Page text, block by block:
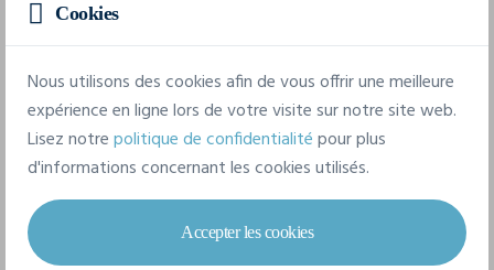
Référence
K281
Grammage
220 g/m²
Composition
100% Coton
Cookies
Nous utilisons des cookies afin de vous offrir une meilleure
expérience en ligne lors de votre visite sur notre site web.
Lisez notrepolitique de confidentialitépour plus
d'informations concernant les cookies utilisés.
Accepter les cookies